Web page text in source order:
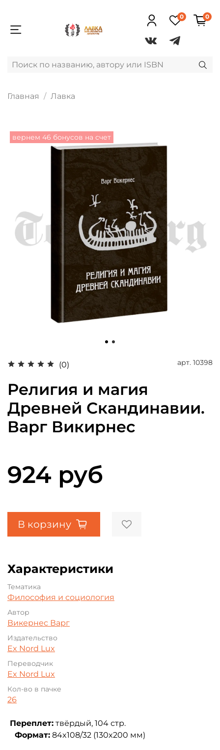
0 0
Главная Лавка
вернем 46 бонусов на счет
(0) арт. 10398
Религия и магия
Древней Скандинавии.
Варг Викирнес
924 руб
В корзину
Характеристики
Тематика
Философия и социология
Автор
Викернес Варг
Издательство
Ex Nord Lux
Переводчик
Ex Nord Lux
Кол-во в пачке
26
Переплет: твёрдый, 104 стр.
Формат: 84x108/32 (130x200 мм)